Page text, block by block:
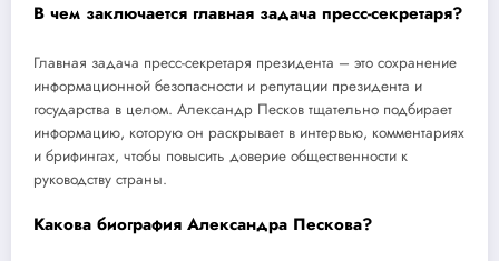
В чем заключается главная задача пресс-секретаря?
Главная задача пресс-секретаря президента – это сохранение
информационной безопасности и репутации президента и
государства в целом. Александр Песков тщательно подбирает
информацию, которую он раскрывает в интервью, комментариях
и брифингах, чтобы повысить доверие общественности к
руководству страны.
Какова биография Александра Пескова?